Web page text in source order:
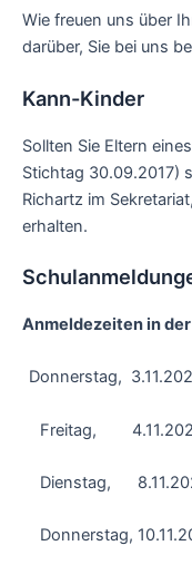
Wie freuen uns über
darüber, Sie bei uns
Kann-Kinder
Sollten Sie Eltern
Stichtag 30.09.2017)
Richartz im
erhalten.
Anmeldezeiten in
Donnerstag,
Freitag,
Dienstag,
Donnerstag,